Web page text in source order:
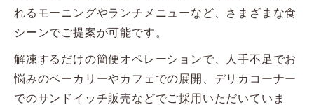
れるモーニングやランチメニューなど、さまざまな食
シーンでご提案が可能です。
解凍するだけの簡便オペレーションで、人手不足でお
悩みのベーカリーやカフェでの展開、デリカコーナー
でのサンドイッチ販売などでご採用いただいていま